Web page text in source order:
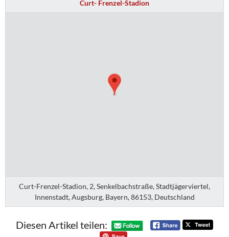
Curt- Frenzel-Stadion
Curt-Frenzel-Stadion, 2, Senkelbachstraße, Stadtjägerviertel,
Innenstadt, Augsburg, Bayern, 86153, Deutschland
Diesen Artikel teilen: